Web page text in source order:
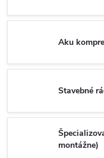
Aku
Stavebné
montážne)